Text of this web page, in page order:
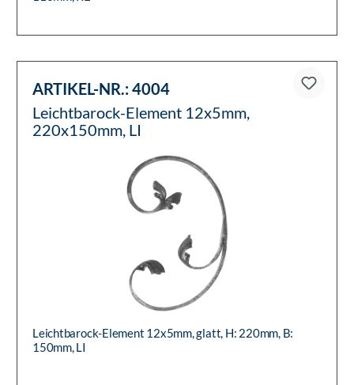
ARTIKEL-NR.:4004
Leichtbarock-Element 12x5mm,
220x150mm, LI
Leichtbarock-Element 12x5mm, glatt, H: 220mm, B:
150mm, LI